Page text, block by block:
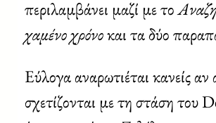
περιλαμβάνει μαζί με το
χαμένο χρόνοκαι τα δύο
Εύλογα αναρωτιέται κανείς αν
σχετίζονται με τη στάση του